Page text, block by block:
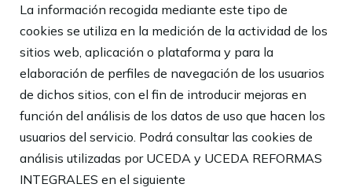
La información recogida mediante este tipo de
cookies se utiliza en la medición de la actividad de los
sitios web, aplicación o plataforma y para la
elaboración de perfiles de navegación de los usuarios
de dichos sitios, con el fin de introducir mejoras en
función del análisis de los datos de uso que hacen los
usuarios del servicio. Podrá consultar las cookies de
análisis utilizadas por UCEDA y UCEDA REFORMAS
INTEGRALES en el siguiente